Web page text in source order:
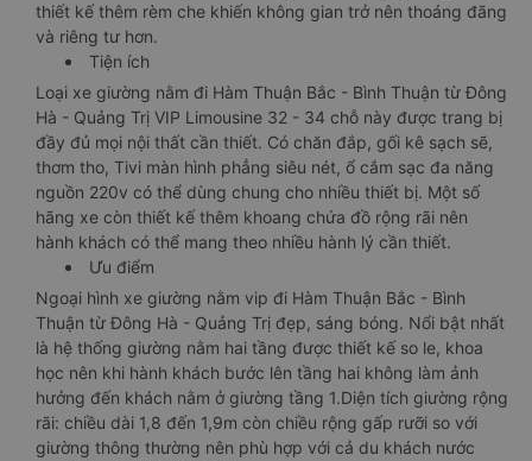
thiết kế thêm rèm che khiến không gian trở nên thoáng đãng
và riêng tư hơn.
Tiện ích
Loại xe giường nằm đi Hàm Thuận Bắc - Bình Thuận từ Đông
Hà - Quảng Trị VIP Limousine 32 - 34 chỗ này được trang bị
đầy đủ mọi nội thất cần thiết. Có chăn đắp, gối kê sạch sẽ,
thơm tho, Tivi màn hình phẳng siêu nét, ổ cắm sạc đa năng
nguồn 220v có thể dùng chung cho nhiều thiết bị. Một số
hãng xe còn thiết kế thêm khoang chứa đồ rộng rãi nên
hành khách có thể mang theo nhiều hành lý cần thiết.
Ưu điểm
Ngoại hình xe giường nằm vip đi Hàm Thuận Bắc - Bình
Thuận từ Đông Hà - Quảng Trị đẹp, sáng bóng. Nổi bật nhất
là hệ thống giường nằm hai tầng được thiết kế so le, khoa
học nên khi hành khách bước lên tầng hai không làm ảnh
hưởng đến khách nằm ở giường tầng 1.Diện tích giường rộng
rãi: chiều dài 1,8 đến 1,9m còn chiều rộng gấp rưỡi so với
giường thông thường nên phù hợp với cả du khách nước